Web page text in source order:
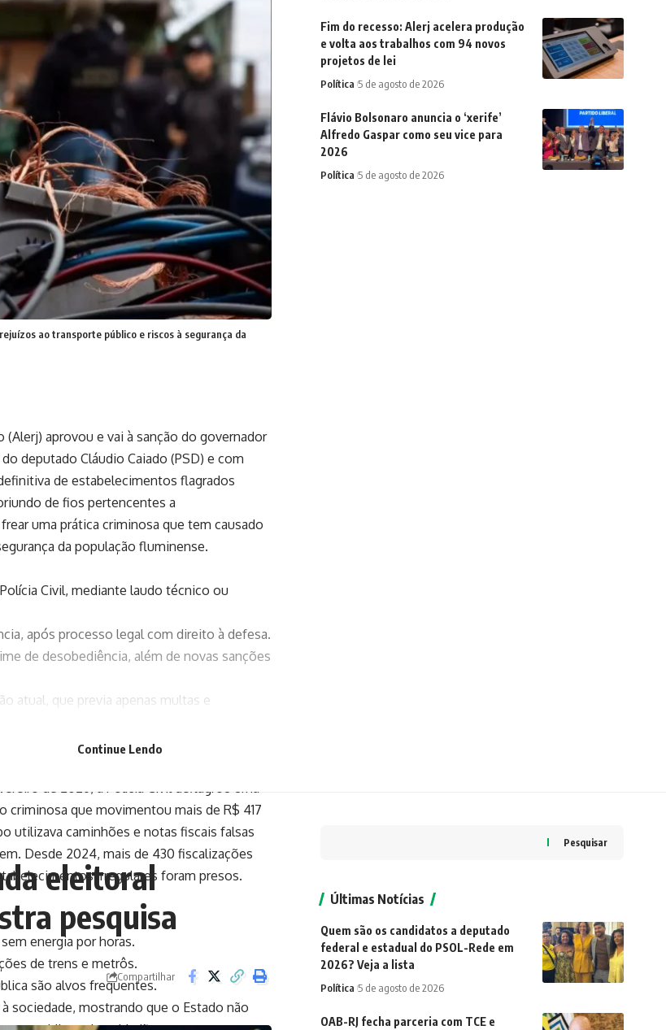
ao transporte público e riscos à segurança da
aprovou e vai à sanção do governador
deputado Cláudio Caiado (PSD) e com
de estabelecimentos flagrados
de fios pertencentes a
uma prática criminosa que tem causado
da população fluminense.
Civil, mediante laudo técnico ou
após processo legal com direito à defesa.
de desobediência, além de novas sanções
atual, que previa apenas multas e
irregulares”, destacou o parlamentar.
de 2026, a Polícia Civil deflagrou uma
criminosa que movimentou mais de R$ 417
utilizava caminhões e notas fiscais falsas
Desde 2024, mais de 430 fiscalizações
irregulares foram presos.
energia por horas.
de trens e metrôs.
são alvos frequentes.
sociedade, mostrando que o Estado não
Fim do recesso: Alerj acelera produção
e volta aos trabalhos com 94 novos
projetos de lei
Política 5 de agosto de 2026
Flávio Bolsonaro anuncia o ‘xerife’
Alfredo Gaspar como seu vice para
2026
Política 5 de agosto de 2026
Continue Lendo
eleitoral
pesquisa
Compartilhar
Pesquisar
Últimas Notícias
Quem são os candidatos a deputado
federal e estadual do PSOL-Rede em
2026? Veja a lista
Política 5 de agosto de 2026
OAB-RJ fecha parceria com TCE e